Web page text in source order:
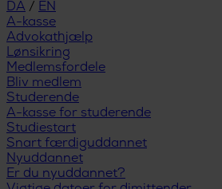
DA / EN
A-kasse
Advokathjælp
Lønsikring
Medlemsfordele
Bliv medlem
Studerende
A-kasse for studerende
Studiestart
Snart færdiguddannet
Nyuddannet
Er du nyuddannet?